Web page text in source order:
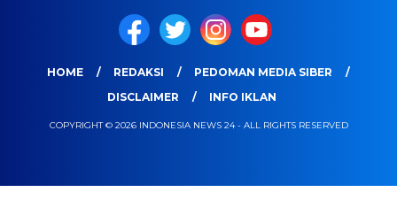
HOME REDAKSI
PEDOMAN MEDIA SIBER
DISCLAIMER
INFO IKLAN
COPYRIGHT © 2026 INDONESIA NEWS 24 - ALL RIGHTS RESERVED